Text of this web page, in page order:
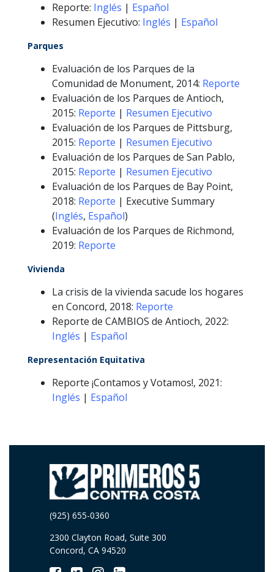
Reporte: Inglés | Español
Resumen Ejecutivo: Inglés | Español
Parques
Evaluación de los Parques de la
Comunidad de Monument, 2014: Reporte
Evaluación de los Parques de Antioch,
2015: Reporte | Resumen Ejecutivo
Evaluación de los Parques de Pittsburg,
2015: Reporte | Resumen Ejecutivo
Evaluación de los Parques de San Pablo,
2015: Reporte | Resumen Ejecutivo
Evaluación de los Parques de Bay Point,
2018: Reporte | Executive Summary
(Inglés, Español)
Evaluación de los Parques de Richmond,
2019: Reporte
Vivienda
La crisis de la vivienda sacude los hogares
en Concord, 2018: Reporte
Reporte de CAMBIOS de Antioch, 2022:
Inglés | Español
Representación Equitativa
Reporte ¡Contamos y Votamos!, 2021:
Inglés | Español
(925) 655-0360
2300 Clayton Road, Suite 300
Concord, CA 94520